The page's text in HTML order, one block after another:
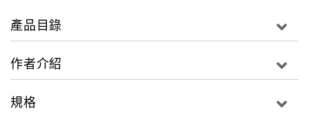
本書以正確的解說及圖片彙整，將整個壽司世界分成三
包括美豔的壽司之「華」——「赤身(紅肉)壽司」，以
產品目錄
作者介紹
規格